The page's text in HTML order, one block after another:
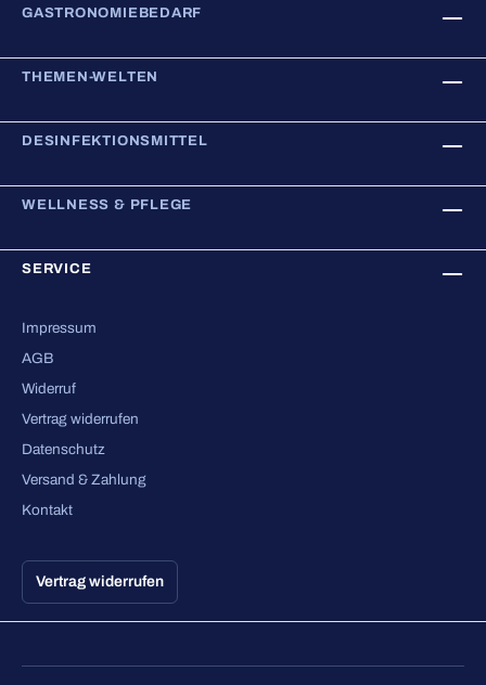
GASTRONOMIEBEDARF
THEMEN-WELTEN
DESINFEKTIONSMITTEL
WELLNESS & PFLEGE
SERVICE
Impressum
AGB
Widerruf
Vertrag widerrufen
Datenschutz
Versand & Zahlung
Kontakt
Vertrag widerrufen